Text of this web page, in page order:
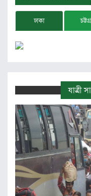
ঢাকা
যাত্রী